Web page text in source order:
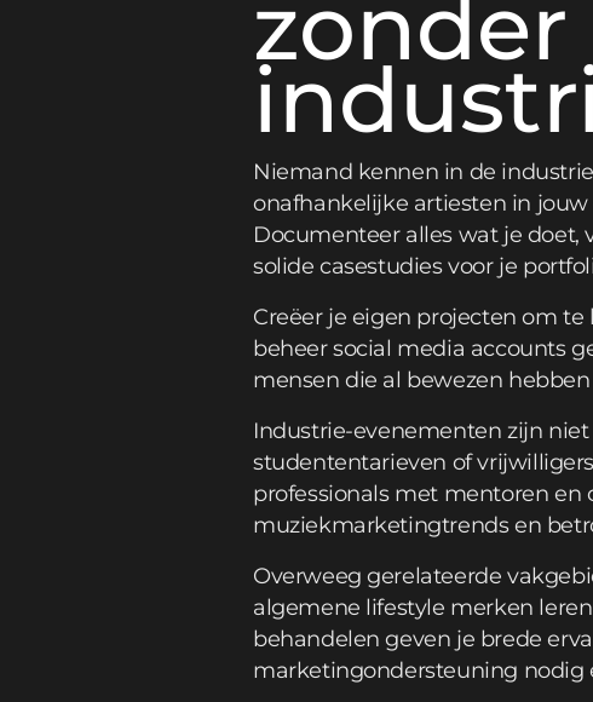
zonder
Niemand kennen in de
onafhankelijke artiesten in
Documenteer alles wat je doet,
solide casestudies voor je
Creëer je eigen projecten om
beheer social media accounts
mensen die al bewezen
Industrie-evenementen zijn
studententarieven of
professionals met mentoren en
muziekmarketingtrends en
Overweeg gerelateerde
algemene lifestyle merken
behandelen geven je brede
marketingondersteuning nodig